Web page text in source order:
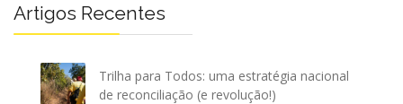
Artigos Recentes
Trilha para Todos: uma estratégia nacional
de reconciliação (e revolução!)